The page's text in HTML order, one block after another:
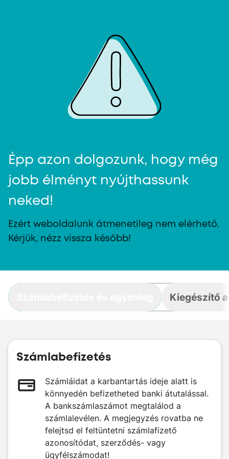
Épp azon dolgozunk, hogy még
jobb élményt nyújthassunk
neked!
Ezért weboldalunk átmenetileg nem elérhető.
Kérjük, nézz vissza később!
Kiegészítő
Számlabefizetés
Számláidat a karbantartás ideje alatt is
könnyedén befizetheted banki átutalással.
A bankszámlaszámot megtalálod a
számlalevélen. A megjegyzés rovatba ne
felejtsd el feltüntetni számlafizető
azonosítódat, szerződés- vagy
ügyfélszámodat!